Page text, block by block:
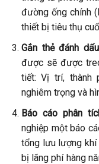
đường ống chính
thiết bị tiêu thụ
Gắn thẻ đánh
được sẽ được
tiết: Vị trí, thành
nghiêm trọng và
Báo cáo phân
nghiệp một báo
tổng lưu lượng
bị lãng phí hàng